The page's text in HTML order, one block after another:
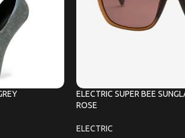
ELECTRIC SUPER BEE
ROSE
ELECTRIC